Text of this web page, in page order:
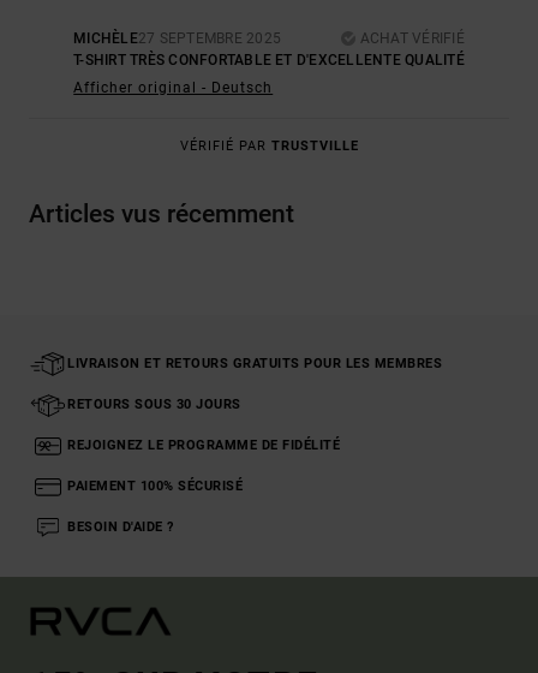
MICHÈLE27 SEPTEMBRE 2025
ACHAT VÉRIFIÉ
T-SHIRT TRÈS CONFORTABLE ET D'EXCELLENTE QUALITÉ
Afficher original - Deutsch
VÉRIFIÉ PAR TRUSTVILLE
Articles vus récemment
LIVRAISON ET RETOURS GRATUITS POUR LES MEMBRES
RETOURS SOUS 30 JOURS
REJOIGNEZ LE PROGRAMME DE FIDÉLITÉ
PAIEMENT 100% SÉCURISÉ
BESOIN D'AIDE ?